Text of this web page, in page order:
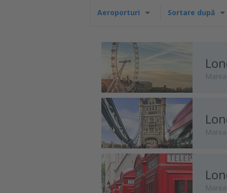
Aeroporturi Sortare după